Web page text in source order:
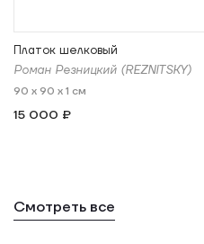
Платок шелковый
Роман Резницкий (REZNITSKY)
90 x 90 x 1 см
15 000 ₽
Смотреть все